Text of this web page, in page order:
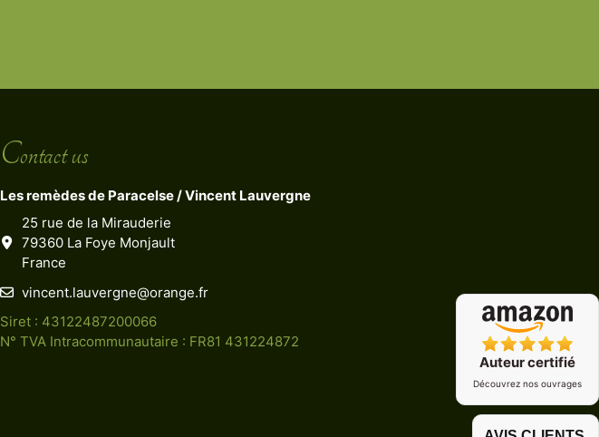
Auteur certifié
Découvrez nos ouvrages
Contact us
Les remèdes de Paracelse / Vincent Lauvergne
25 rue de la Mirauderie
79360 La Foye Monjault
France
vincent.lauvergne@orange.fr
Siret : 43122487200066
N° TVA Intracommunautaire : FR81 431224872